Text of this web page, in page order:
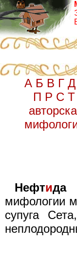
А Б В Г Д
П Р С Т
Нефтида-
мифологии
супуга